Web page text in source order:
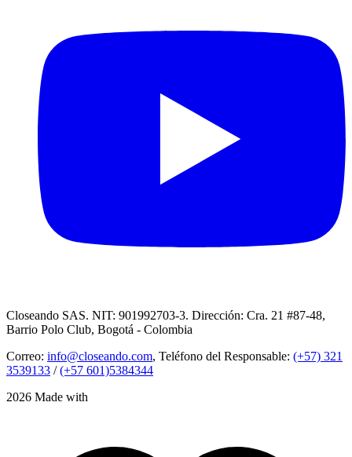
Closeando SAS. NIT: 901992703-3. Dirección: Cra. 21 #87-48,
Barrio Polo Club, Bogotá - Colombia
Correo: info@closeando.com, Teléfono del Responsable: (+57) 321
3539133 /(+57 601)5384344
2026 Made with